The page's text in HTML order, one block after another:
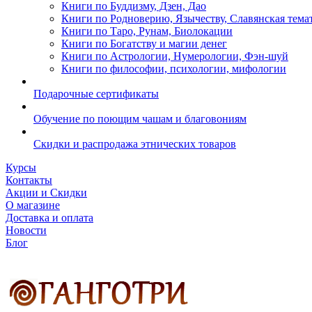
Книги по Буддизму, Дзен, Дао
Книги по Родноверию, Язычеству, Славянская
Книги по Таро, Рунам, Биолокации
Книги по Богатству и магии денег
Книги по Астрологии, Нумерологии, Фэн-шуй
Книги по философии, психологии, мифологии
Подарочные сертификаты
Обучение по поющим чашам и благовониям
Скидки и распродажа этнических товаров
Курсы
Контакты
Акции и Скидки
О магазине
Доставка и оплата
Новости
Блог